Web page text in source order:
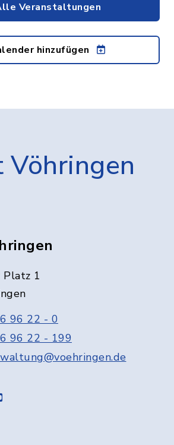
Veranstaltungen
hinzufügen
Vöhringen
1
96 22 - 0
96 22 - 199
youtube